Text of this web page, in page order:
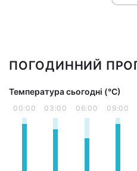
ПОГОДИННИЙ
Температура сьогодні (°С)
00:00 03:00 06:00 09:00